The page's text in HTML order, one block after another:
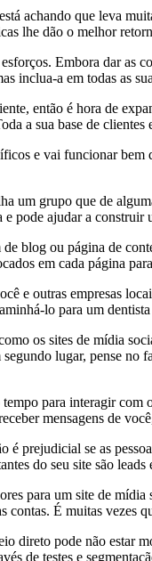
achando que leva
lhe dão o melhor
Embora dar as
inclua-a em todas as
então é hora de
a sua base de
e vai funcionar
um grupo que de
pode ajudar a construir
blog ou página de
em cada página
e outras empresas
lo para um
os sites de mídia
lugar, pense
para interagir
mensagens de
prejudicial se as
do seu site são leads
para um site de
contas. É muitas vezes
direto pode não estar
de testes e